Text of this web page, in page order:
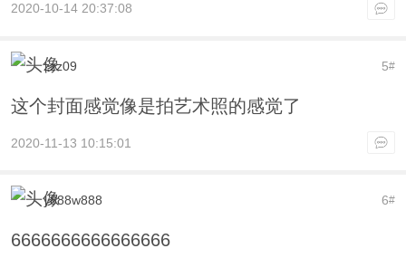
2020-10-14 20:37:08
5#
zzz09
这个封面感觉像是拍艺术照的感觉了
2020-11-13 10:15:01
6#
y888w888
6666666666666666